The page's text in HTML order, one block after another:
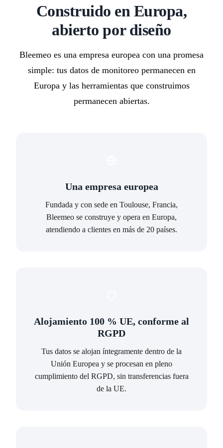
Construido en Europa,
abierto por diseño
Bleemeo es una empresa europea con una promesa
simple: tus datos de monitoreo permanecen en
Europa y las herramientas que construimos
permanecen abiertas.
Una empresa europea
Fundada y con sede en Toulouse, Francia,
Bleemeo se construye y opera en Europa,
atendiendo a clientes en más de 20 países.
Alojamiento 100 % UE, conforme al
RGPD
Tus datos se alojan íntegramente dentro de la
Unión Europea y se procesan en pleno
cumplimiento del RGPD, sin transferencias fuera
de la UE.